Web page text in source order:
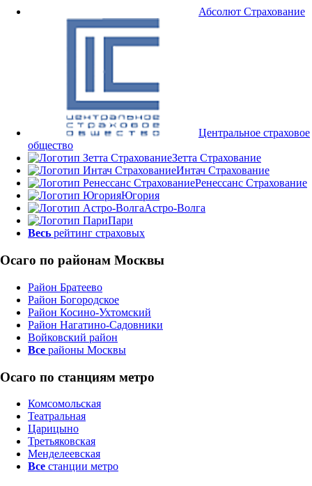
Абсолют Страхование
Центральное страховое
общество
Зетта Страхование
Интач Страхование
Ренессанс Страхование
Югория
Астро-Волга
Пари
Весь рейтинг страховых
Осаго по районам Москвы
Район Братеево
Район Богородское
Район Косино-Ухтомский
Район Нагатино-Садовники
Войковский район
Все районы Москвы
Осаго по станциям метро
Комсомольская
Театральная
Царицыно
Третьяковская
Менделеевская
Все станции метро